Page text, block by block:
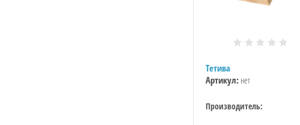
Тетива
Артикул: нет
Производитель: